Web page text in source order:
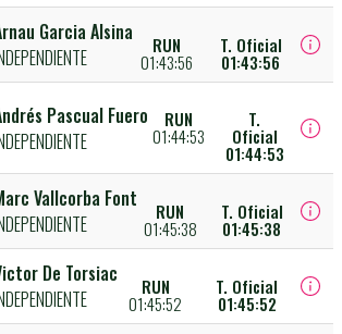
Garcia Alsina
RUN
01:43:56
T. Oficial
01:43:56
Pascual Fuero
RUN
01:44:53
T.
Oficial
01:44:53
Vallcorba Font
RUN
01:45:38
T. Oficial
01:45:38
De Torsiac
RUN
01:45:52
T. Oficial
01:45:52